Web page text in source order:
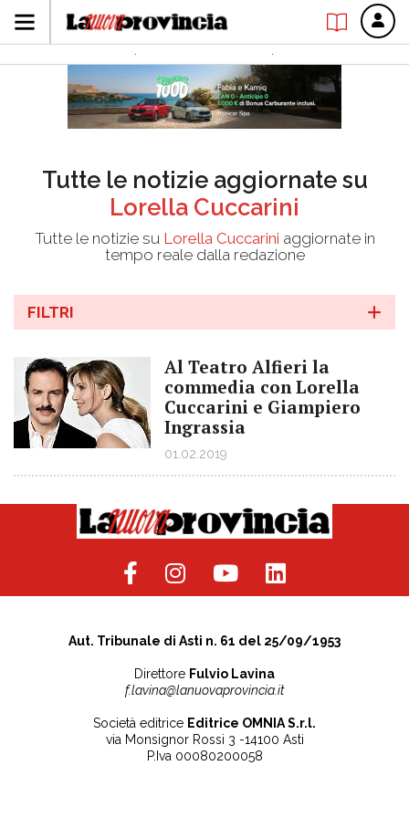
Tutte le notizie aggiornate su
Lorella Cuccarini
Tutte le notizie su Lorella Cuccarini aggiornate in
tempo reale dalla redazione
FILTRI
Al Teatro Alfieri la
commedia con Lorella
Cuccarini e Giampiero
Ingrassia
01.02.2019
Aut. Tribunale di Asti n. 61 del 25/09/1953
Direttore Fulvio Lavina
f.lavina@lanuovaprovincia.it
Società editrice Editrice OMNIA S.r.l.
via Monsignor Rossi 3 -14100 Asti
P.Iva 00080200058